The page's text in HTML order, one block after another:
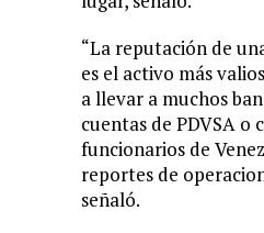
“La reputación de
es el activo más
a llevar a muchos
cuentas de PDVSA o
funcionarios de
reportes de
señaló.